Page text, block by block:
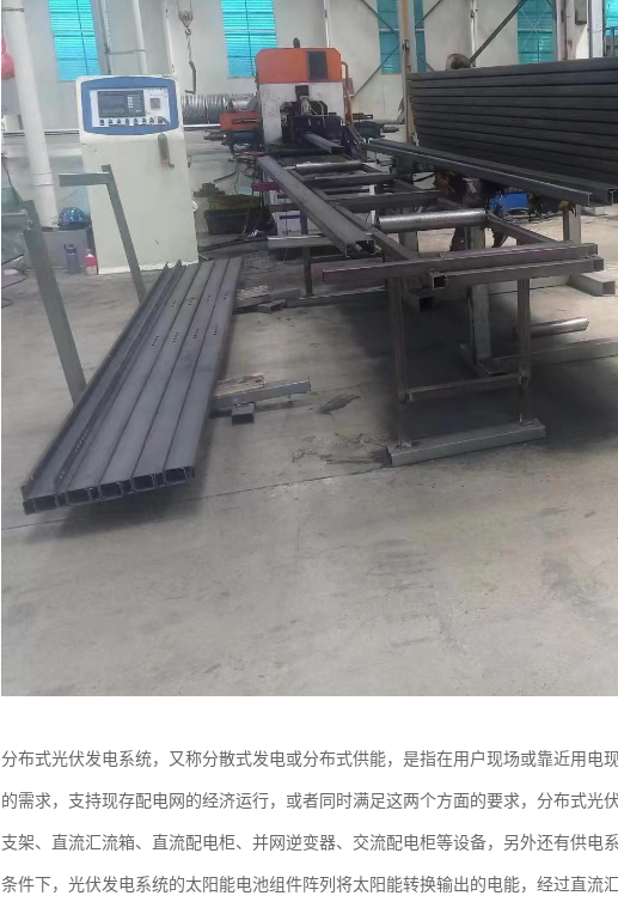
分布式光伏发电系统，又称分散式发电或分布式供能，是指在用户现场或靠近用电
的需求，支持现存配电网的经济运行，或者同时满足这两个方面的要求，分布式光
支架、直流汇流箱、直流配电柜、并网逆变器、交流配电柜等设备，另外还有供电
条件下，光伏发电系统的太阳能电池组件阵列将太阳能转换输出的电能，经过直流